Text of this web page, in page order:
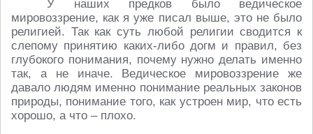
У наших предков было ведическое
мировоззрение, как я уже писал выше, это не было
религией. Так как суть любой религии сводится к
слепому принятию каких-либо догм и правил, без
глубокого понимания, почему нужно делать именно
так, а не иначе. Ведическое мировоззрение же
давало людям именно понимание реальных законов
природы, понимание того, как устроен мир, что есть
хорошо, а что – плохо.